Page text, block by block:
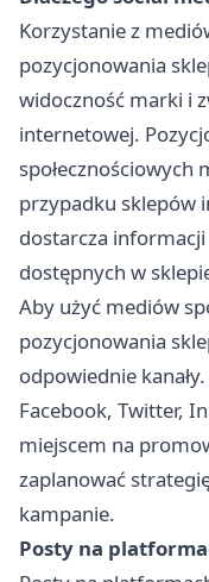
Korzystanie z
pozycjonowania
widoczność marki i
internetowej.
społecznościowych
przypadku sklepów
dostarcza
dostępnych w
Aby użyć mediów
pozycjonowania
odpowiednie
Facebook, Twitter,
miejscem na
zaplanować
kampanie.
Posty na